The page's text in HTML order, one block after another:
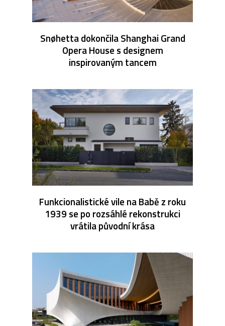
Snøhetta dokončila Shanghai Grand
Opera House s designem
inspirovaným tancem
Funkcionalistické vile na Babě z roku
1939 se po rozsáhlé rekonstrukci
vrátila původní krása